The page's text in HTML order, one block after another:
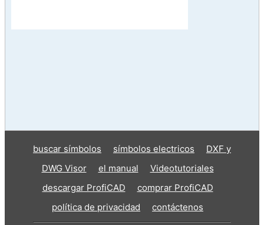
buscar símbolos símbolos electricos
DXF y
DWG Visor
el manual
Videotutoriales
descargar ProfiCAD
comprar ProfiCAD
política de privacidad
contáctenos